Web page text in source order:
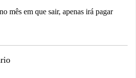
mês em que sair, apenas irá pagar